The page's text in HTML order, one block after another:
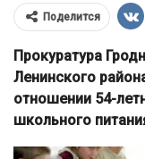
Поделится
Прокуратура
Ленинского
отношении 54-
школьного